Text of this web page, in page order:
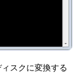
スクに変換する